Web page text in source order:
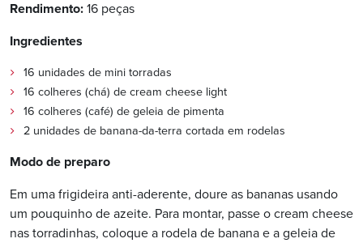
Rendimento: 16 peças
Ingredientes
16 unidades de mini torradas
16 colheres (chá) de cream cheese light
16 colheres (café) de geleia de pimenta
2 unidades de banana-da-terra cortada em rodelas
Modo de preparo
Em uma frigideira anti-aderente, doure as bananas usando
um pouquinho de azeite. Para montar, passe o cream cheese
nas torradinhas, coloque a rodela de banana e a geleia de